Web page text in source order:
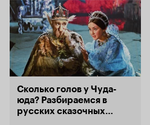
Сколько голов у Чуда-
юда? Разбираемся в
русских сказочных